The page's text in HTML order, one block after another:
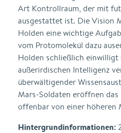
Art Kontrollraum, der mit
ausgestattet ist. Die Vision
Holden eine wichtige
vom Protomolekül dazu
Holden schließlich einwilligt
außerirdischen Intelligenz
überwältigender
Mars-Soldaten eröffnen das
offenbar von einer höheren
Hintergrundinformationen: